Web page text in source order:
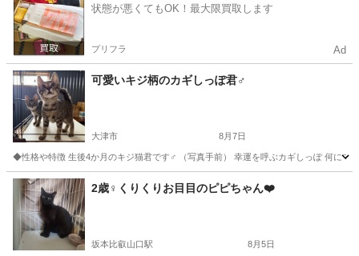
状態が悪くてもOK！最大限買取します
プリフラ Ad
可愛いキジ柄のカギしっぽ君♂
大津市 8月7日
◆性格や特徴 生後4か月のキジ猫君です♂ （写真手前） 幸運を呼ぶカギしっぽ 何にで
滋賀 大津市 猫 ワクチン
2歳♀くりくりお目目のピピちゃん❤️
坂本比叡山口駅 8月5日